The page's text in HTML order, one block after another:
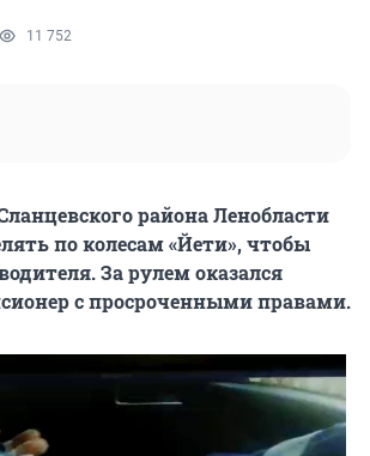
11 752
района Ленобласти
по колесам «Йети», чтобы
За рулем оказался
с просроченными правами.